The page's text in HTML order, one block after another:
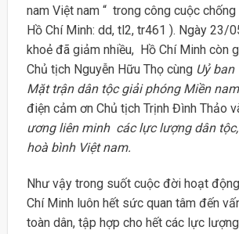
nam Việt nam “ trong công cuộc
Hồ Chí Minh: dd, tl2, tr461 ). Ngày 23/
khoẻ đã giảm nhiều, Hồ Chí Minh còn
Chủ tịch Nguyễn Hữu Thọ cùng Uỷ
Mặt trận dân tộc giải phóng Miền
điện cảm ơn Chủ tịch Trịnh Đình Thảo
ương liên minh các lực lượng dân
hoà bình Việt nam.
Như vậy trong suốt cuộc đời hoạt
Chí Minh luôn hết sức quan tâm đến
toàn dân, tập hợp cho hết các lực